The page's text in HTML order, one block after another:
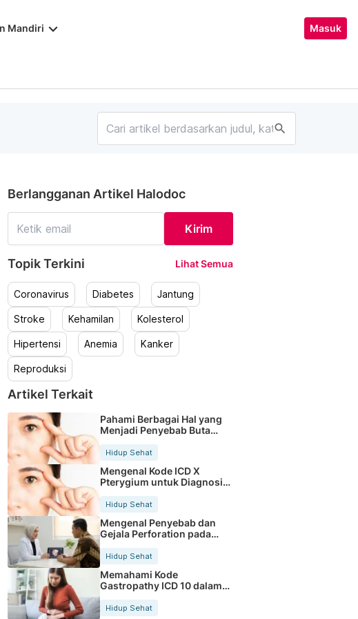
Mandiri keyboard_arrow_down Masuk
search
Berlangganan Artikel Halodoc
Kirim
Topik Terkini Lihat Semua
Coronavirus Diabetes Jantung
Stroke Kehamilan Kolesterol
Hipertensi Anemia Kanker
Reproduksi
Artikel Terkait
Pahami Berbagai Hal yang
Menjadi Penyebab Buta
Hidup Sehat
Mengenal Kode ICD X
Pterygium untuk Diagnosis
Hidup Sehat
Mengenal Penyebab dan
Gejala Perforation pada
Tubuh
Hidup Sehat
Memahami Kode
Gastropathy ICD 10 dalam
Rekam Medis Pasien
Hidup Sehat